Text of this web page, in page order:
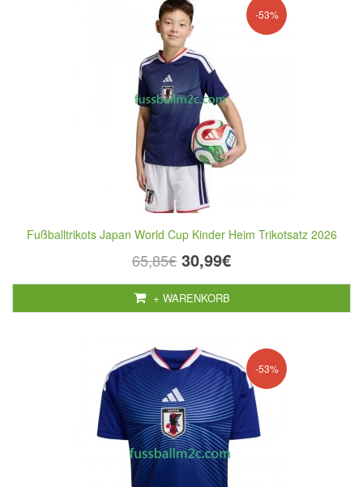
-53%
Fußballtrikots Japan World Cup Kinder Heim Trikotsatz 2026
65,85€ 30,99€
+ WARENKORB
-53%